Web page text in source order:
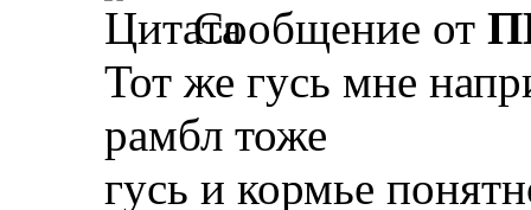
Сообщение от
Тот же гусь мне
рамбл тоже
гусь и кормье